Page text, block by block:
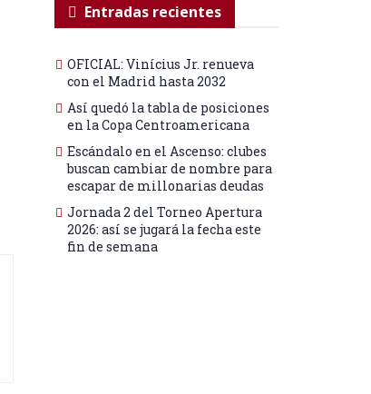
Entradas recientes
OFICIAL: Vinícius Jr. renueva
con el Madrid hasta 2032
Así quedó la tabla de posiciones
en la Copa Centroamericana
Escándalo en el Ascenso: clubes
buscan cambiar de nombre para
escapar de millonarias deudas
Jornada 2 del Torneo Apertura
2026: así se jugará la fecha este
fin de semana